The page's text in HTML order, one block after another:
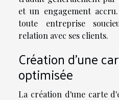
et un engagement
toute entreprise
relation avec ses clients.
Création d'une
optimisée
La création d'une carte